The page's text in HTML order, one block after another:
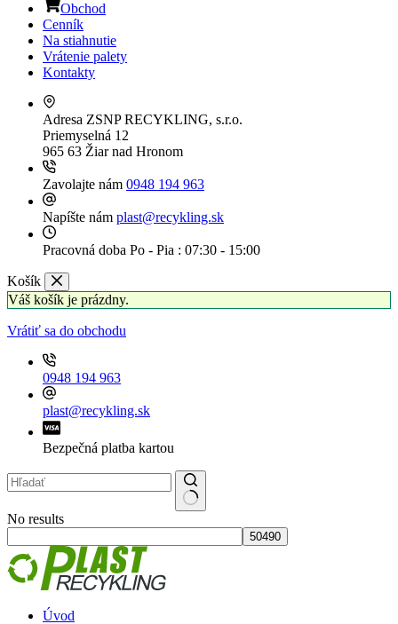
Obchod
Cenník
Na stiahnutie
Vrátenie palety
Kontakty
Adresa ZSNP RECYKLING, s.r.o.
Priemyselná 12
965 63 Žiar nad Hronom
Zavolajte nám 0948 194 963
Napíšte nám plast@recykling.sk
Pracovná doba Po - Pia : 07:30 - 15:00
Košík
Váš košík je prázdny.
Vrátiť sa do obchodu
0948 194 963
plast@recykling.sk
Bezpečná platba kartou
No results
Úvod